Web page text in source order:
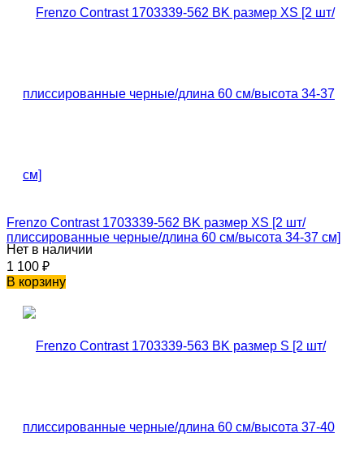
Frenzo Contrast 1703339-562 BK размер XS [2 шт/
плиссированные черные/длина 60 см/высота 34-37 см]
Нет в наличии
1 100 ₽
В корзину